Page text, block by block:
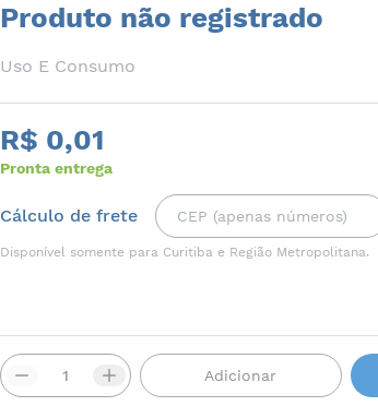
Produto não registrado
Uso E Consumo
R$ 0,01
Pronta entrega
Cálculo de frete
Disponível somente para Curitiba e Região Metropolitana.
Adicionar